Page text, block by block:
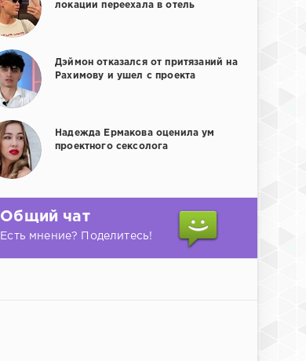
локации переехала в отель
Дэймон отказался от притязаний на
Рахимову и ушел с проекта
Надежда Ермакова оценила ум
проектного сексолога
Общий чат
Есть мнение? Поделитесь!